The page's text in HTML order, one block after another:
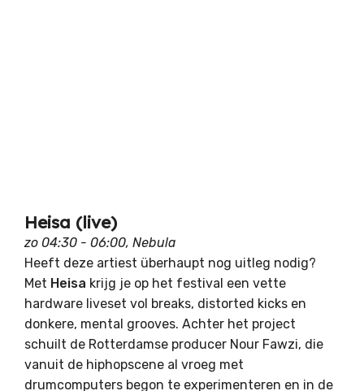
Heisa (live)
zo 04:30 - 06:00, Nebula
Heeft deze artiest überhaupt nog uitleg nodig?
Met Heisa krijg je op het festival een vette
hardware liveset vol breaks, distorted kicks en
donkere, mental grooves. Achter het project
schuilt de Rotterdamse producer Nour Fawzi, die
vanuit de hiphopscene al vroeg met
drumcomputers begon te experimenteren en in de